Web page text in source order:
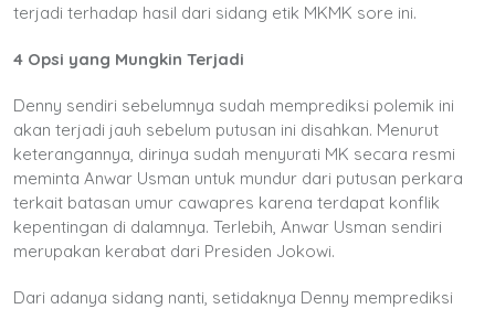
terjadi terhadap hasil dari sidang etik MKMK sore ini.
4 Opsi yang Mungkin Terjadi
Denny sendiri sebelumnya sudah memprediksi polemik ini
akan terjadi jauh sebelum putusan ini disahkan. Menurut
keterangannya, dirinya sudah menyurati MK secara resmi
meminta Anwar Usman untuk mundur dari putusan perkara
terkait batasan umur cawapres karena terdapat konflik
kepentingan di dalamnya. Terlebih, Anwar Usman sendiri
merupakan kerabat dari Presiden Jokowi.
Dari adanya sidang nanti, setidaknya Denny memprediksi